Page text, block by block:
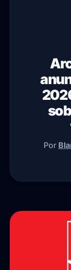
Por